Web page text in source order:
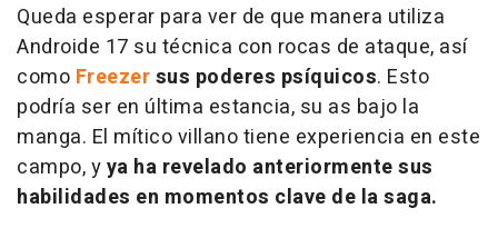
Queda esperar para ver de que manera utiliza
Androide 17 su técnica con rocas de ataque, así
como Freezersus poderes psíquicos. Esto
podría ser en última estancia, su as bajo la
manga. El mítico villano tiene experiencia en este
campo, yya ha revelado anteriormente sus
habilidades en momentos clave de la saga.